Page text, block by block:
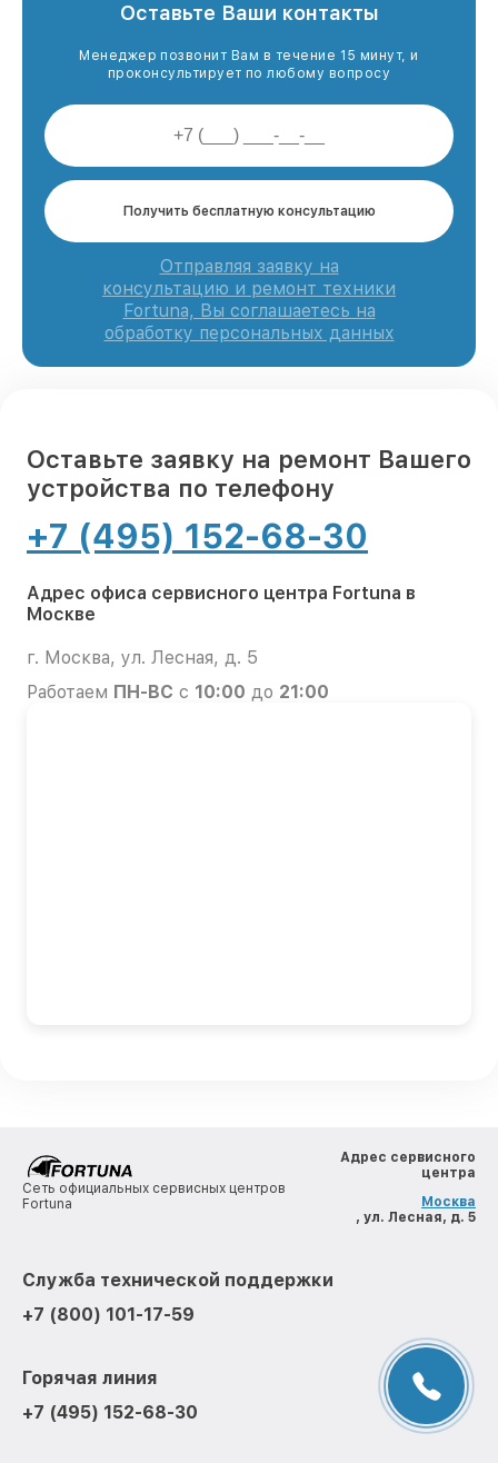
Оставьте Ваши контакты
Менеджер позвонит Вам в течение 15 минут, и
проконсультирует по любому вопросу
Получить бесплатную консультацию
Отправляя заявку на
консультацию и ремонт техники
Fortuna, Вы соглашаетесь на
обработку персональных данных
Оставьте заявку на ремонт Вашего
устройства по телефону
+7 (495) 152-68-30
Адрес офиса сервисного центра Fortuna в
Москве
г. Москва, ул. Лесная, д. 5
Работаем ПН-ВС с 10:00 до 21:00
Сеть официальных сервисных центров
Fortuna
Адрес сервисного
центра
Москва
, ул. Лесная, д. 5
Служба технической поддержки
+7 (800) 101-17-59
Горячая линия
+7 (495) 152-68-30